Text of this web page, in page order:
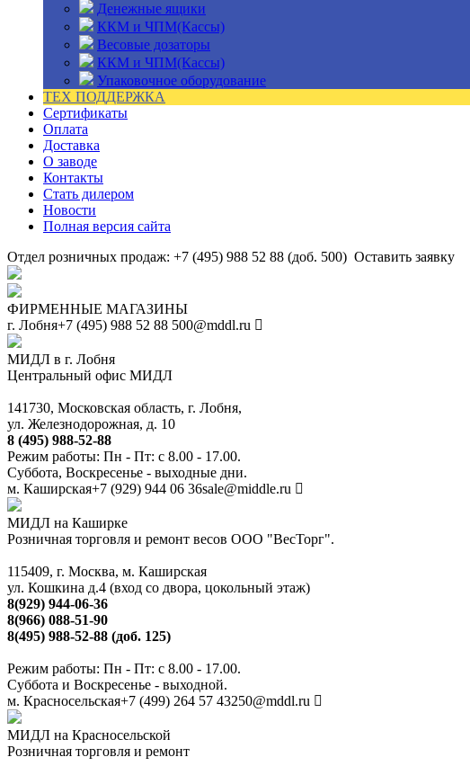
Денежные ящики
ККМ и ЧПМ(Кассы)
Весовые дозаторы
ККМ и ЧПМ(Кассы)
Упаковочное оборудование
ТЕХ ПОДДЕРЖКА
Сертификаты
Оплата
Доставка
О заводе
Контакты
Стать дилером
Новости
Полная версия сайта
Отдел розничных продаж: +7 (495) 988 52 88 (доб. 500) Оставить заявку
ФИРМЕННЫЕ МАГАЗИНЫ
г. Лобня+7 (495) 988 52 88 500@mddl.ru
МИДЛ в г. Лобня
Центральный офис МИДЛ
141730, Московская область, г. Лобня,
ул. Железнодорожная, д. 10
8 (495) 988-52-88
Режим работы: Пн - Пт: с 8.00 - 17.00.
Суббота, Воскресенье - выходные дни.
м. Каширская+7 (929) 944 06 36sale@middle.ru
МИДЛ на Каширке
Розничная торговля и ремонт весов ООО "ВесТорг".
115409, г. Москва, м. Каширская
ул. Кошкина д.4 (вход со двора, цокольный этаж)
8(929) 944-06-36
8(966) 088-51-90
8(495) 988-52-88 (доб. 125)
Режим работы: Пн - Пт: с 8.00 - 17.00.
Суббота и Воскресенье - выходной.
м. Красносельская+7 (499) 264 57 43250@mddl.ru
МИДЛ на Красносельской
Розничная торговля и ремонт